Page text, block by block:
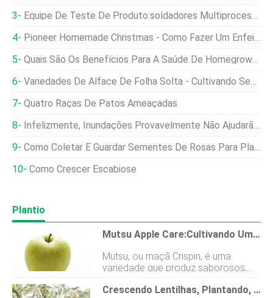
Equipe De Teste De Produto:soldadores Multiprocessos
Pioneer Homemade Christmas - Como Fazer Um Enfeite Perene
Quais São Os Benefícios Para A Saúde De Homegrown Collard Greens?
Variedades De Alface De Folha Solta - Cultivando Seus Próprios Verdes
Quatro Raças De Patos Ameaçadas
Infelizmente, Inundações Provavelmente Não Ajudarão A Agricultura No Combate Às Secas
Como Coletar E Guardar Sementes De Rosas Para Plantar
Como Crescer Escabiose
Plantio
Mutsu Apple Care:Cultivando Uma Macieira Crispin
Mutsu, ou maçã Crispin, é uma
variedade que produz saborosos,
frutas amarelas que podem ser
consumidas frescas ou cozidas. A Crescendo Lentilhas, Plantando, Cuidado, Técnicas De Colheita